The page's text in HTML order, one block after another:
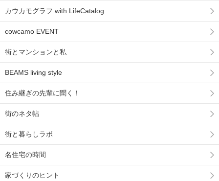
カウカモグラフ with LifeCatalog
cowcamo EVENT
街とマンションと私
BEAMS living style
住み継ぎの先輩に聞く！
街のネタ帖
街と暮らしラボ
名住宅の時間
家づくりのヒント